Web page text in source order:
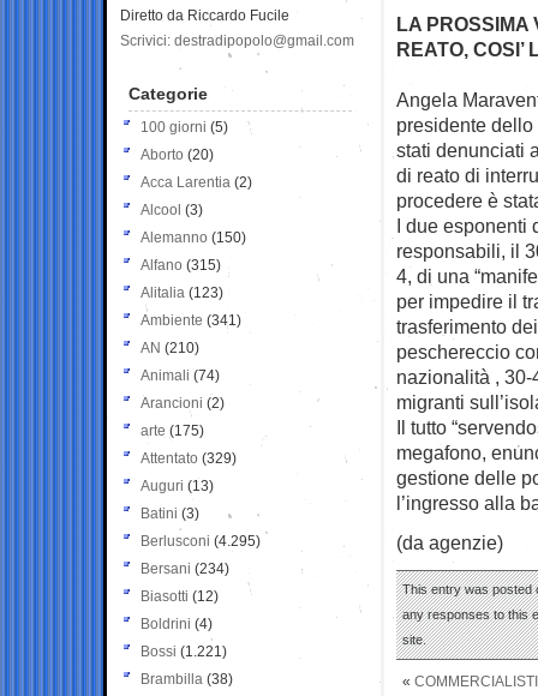
LA PROSSIMA
REATO, COSI’
Angela
presidente
stati denunciati
di reato di
procedere è
I due esponenti
responsabili, il
4, di una
per impedire il
trasferimento
peschereccio
nazionalità , 30-
migranti
Il tutto
megafono,
gestione delle
l’ingresso alla
(da agenzie)
This entry was posted
any responses to this
site.
«
Diretto da Riccardo Fucile
Scrivici: destradipopolo@gmail.com
Categorie
100 giorni (5)
Aborto (20)
Acca Larentia (2)
Alcool (3)
Alemanno (150)
Alfano (315)
Alitalia (123)
Ambiente (341)
AN (210)
Animali (74)
Arancioni (2)
arte (175)
Attentato (329)
Auguri (13)
Batini (3)
Berlusconi (4.295)
Bersani (234)
Biasotti (12)
Boldrini (4)
Bossi (1.221)
Brambilla (38)